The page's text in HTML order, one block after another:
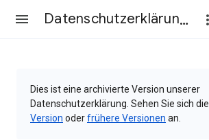
Datenschutzerklärung & Nutzungsbedingungen
Dies ist eine archivierte Version unserer
Datenschutzerklärung. Sehen Sie sich die
Version oderfrühere Versionen an.